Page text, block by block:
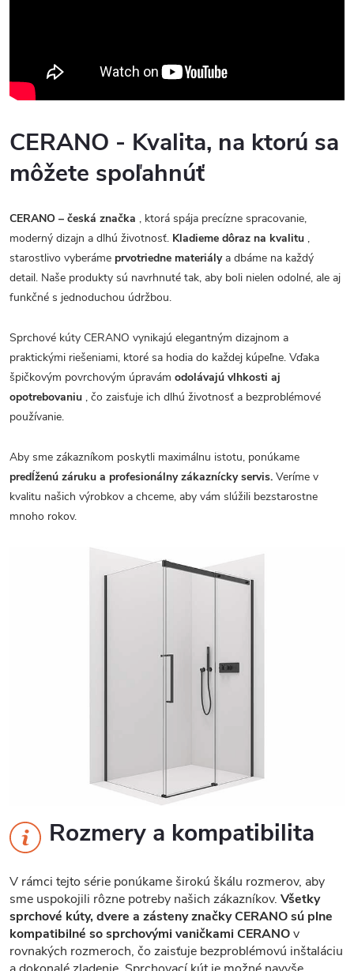
CERANO - Kvalita, na ktorú sa
môžete spoľahnúť
CERANO – česká značka , ktorá spája precízne spracovanie,
moderný dizajn a dlhú životnosť. Kladieme dôraz na kvalitu ,
starostlivo vyberáme prvotriedne materiálya dbáme na každý
detail. Naše produkty sú navrhnuté tak, aby boli nielen odolné, ale aj
funkčné s jednoduchou údržbou.
Sprchové kúty CERANO vynikajú elegantným dizajnom a
praktickými riešeniami, ktoré sa hodia do každej kúpeľne. Vďaka
špičkovým povrchovým úpravám odolávajú vlhkosti aj
opotrebovaniu , čo zaisťuje ich dlhú životnosť a bezproblémové
používanie.
Aby sme zákazníkom poskytli maximálnu istotu, ponúkame
predĺženú záruku a profesionálny zákaznícky servis. Veríme v
kvalitu našich výrobkov a chceme, aby vám slúžili bezstarostne
mnoho rokov.
Rozmery a kompatibilita
V rámci tejto série ponúkame širokú škálu rozmerov, aby
sme uspokojili rôzne potreby našich zákazníkov. Všetky
sprchové kúty, dvere a zásteny značky CERANO sú plne
kompatibilné so sprchovými vaničkami CERANOv
rovnakých rozmeroch, čo zaisťuje bezproblémovú inštaláciu